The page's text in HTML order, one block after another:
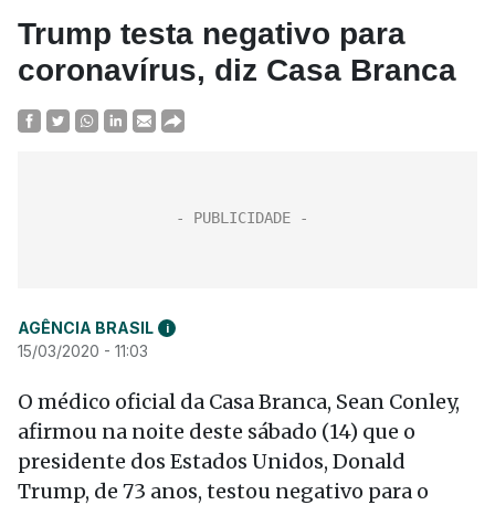
Trump testa negativo para
coronavírus, diz Casa Branca
AGÊNCIA BRASIL i
15/03/2020 - 11:03
O médico oficial da Casa Branca, Sean Conley,
afirmou na noite deste sábado (14) que o
presidente dos Estados Unidos, Donald
Trump, de 73 anos, testou negativo para o